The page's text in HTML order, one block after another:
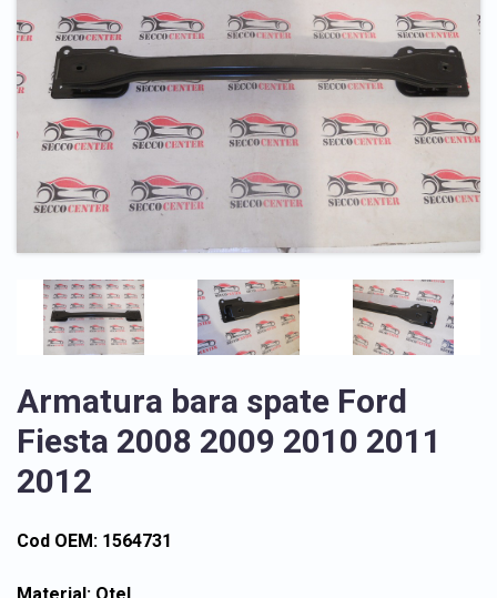
Armatura bara spate Ford
Fiesta 2008 2009 2010 2011
2012
Cod OEM: 1564731